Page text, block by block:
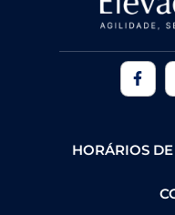
HORÁRIOS